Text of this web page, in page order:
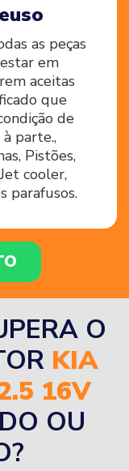
as peças
em
aceitas
que
de
parte.,
Pistões,
cooler,
parafusos.
O
KIA
16V
OU